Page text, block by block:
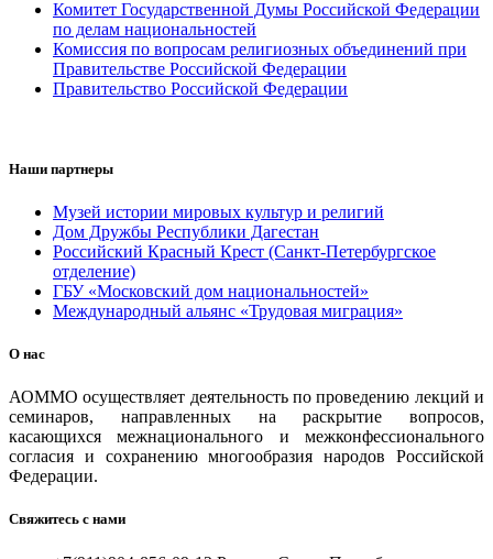
Комитет Государственной Думы Российской Федерации
по делам национальностей
Комиссия по вопросам религиозных объединений при
Правительстве Российской Федерации
Правительство Российской Федерации
Наши партнеры
Музей истории мировых культур и религий
Дом Дружбы Республики Дагестан
Российский Красный Крест (Санкт-Петербургское
отделение)
ГБУ «Московский дом национальностей»
Международный альянс «Трудовая миграция»
О нас
АОММО осуществляет деятельность по проведению лекций и
семинаров, направленных на раскрытие вопросов,
касающихся межнационального и межконфессионального
согласия и сохранению многообразия народов Российской
Федерации.
Свяжитесь с нами